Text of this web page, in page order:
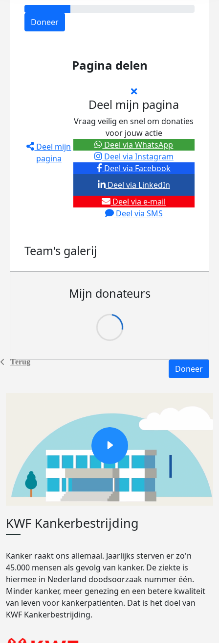
Terug
Doneer
Pagina delen
Deel mijn
pagina
Deel mijn pagina
Vraag veilig en snel om donaties
voor jouw actie
Deel via Facebook
Deel via Instagram
Deel via e-mail
Deel via SMS
Deel via LinkedIn
Deel via WhatsApp
Team's galerij
Mijn donateurs
Doneer
KWF Kankerbestrijding
Kanker raakt ons allemaal. Jaarlijks sterven er zo'n
45.000 mensen als gevolg van kanker. De ziekte is
hiermee in Nederland doodsoorzaak nummer één.
Minder kanker, meer genezing en een betere kwaliteit
van leven voor kankerpatiënten. Dat is het doel van
KWF Kankerbestrijding.